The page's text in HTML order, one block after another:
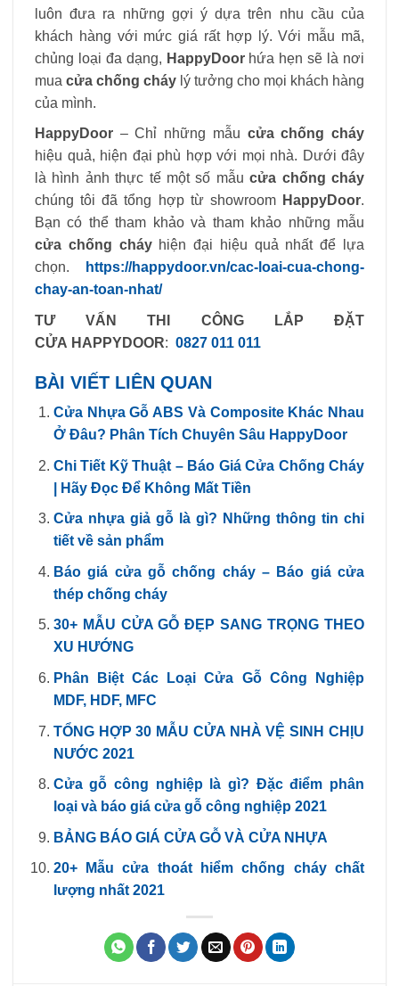
luôn đưa ra những gợi ý dựa trên nhu cầu của
khách hàng với mức giá rất hợp lý. Với mẫu mã,
chủng loại đa dạng, HappyDoorhứa hẹn sẽ là nơi
mua cửa chống cháy lý tưởng cho mọi khách hàng
của mình.
HappyDoor – Chỉ những mẫu cửa chống cháy
hiệu quả, hiện đại phù hợp với mọi nhà. Dưới đây
là hình ảnh thực tế một số mẫucửa chống cháy
chúng tôi đã tổng hợp từ showroom HappyDoor.
Bạn có thể tham khảo và tham khảo những mẫu
cửa chống cháyhiện đại hiệu quả nhất để lựa
chọn.
https://happydoor.vn/cac-loai-cua-chong-
chay-an-toan-nhat/
TƯ VẤN THI CÔNG LẮP ĐẶT
CỬA HAPPYDOOR: 0827 011 011
BÀI VIẾT LIÊN QUAN
Cửa Nhựa Gỗ ABS Và Composite Khác Nhau
Ở Đâu? Phân Tích Chuyên Sâu HappyDoor
Chi Tiết Kỹ Thuật – Báo Giá Cửa Chống Cháy
| Hãy Đọc Để Không Mất Tiền
Cửa nhựa giả gỗ là gì? Những thông tin chi
tiết về sản phẩm
Báo giá cửa gỗ chống cháy – Báo giá cửa
thép chống cháy
30+ MẪU CỬA GỖ ĐẸP SANG TRỌNG THEO
XU HƯỚNG
Phân Biệt Các Loại Cửa Gỗ Công Nghiệp
MDF, HDF, MFC
TỔNG HỢP 30 MẪU CỬA NHÀ VỆ SINH CHỊU
NƯỚC 2021
Cửa gỗ công nghiệp là gì? Đặc điểm phân
loại và báo giá cửa gỗ công nghiệp 2021
BẢNG BÁO GIÁ CỬA GỖ VÀ CỬA NHỰA
20+ Mẫu cửa thoát hiểm chống cháy chất
lượng nhất 2021